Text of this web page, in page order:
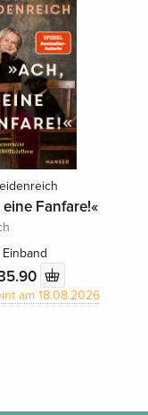
eine Fanfare!«
am 18.08.2026